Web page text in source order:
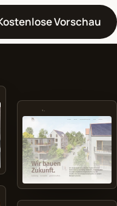
Vorschau
kronenbau.com